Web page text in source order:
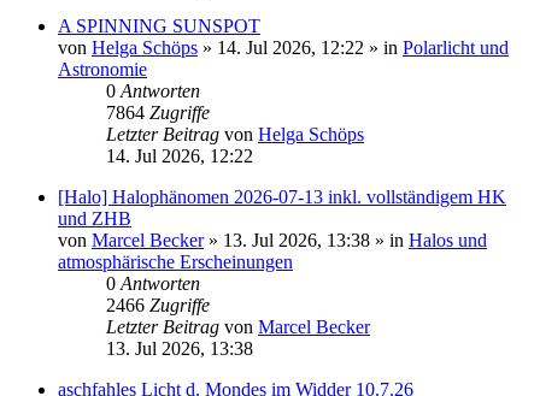
A SPINNING SUNSPOT
von Helga Schöps » 14. Jul 2026, 12:22 » in Polarlicht und
Astronomie
0 Antworten
7864 Zugriffe
Letzter Beitrag von Helga Schöps
14. Jul 2026, 12:22
[Halo] Halophänomen 2026-07-13 inkl. vollständigem HK
und ZHB
von Marcel Becker» 13. Jul 2026, 13:38 » in Halos und
atmosphärische Erscheinungen
0 Antworten
2466 Zugriffe
Letzter Beitrag von Marcel Becker
13. Jul 2026, 13:38
aschfahles Licht d. Mondes im Widder 10.7.26